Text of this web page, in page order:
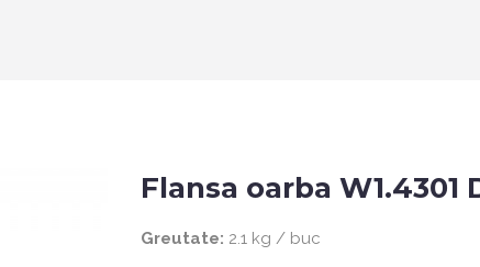
Flansa oarba W1.4301
Greutate: 2.1 kg / buc